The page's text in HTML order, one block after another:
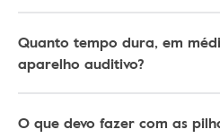
Quanto tempo dura, em
aparelho auditivo?
O que devo fazer com as